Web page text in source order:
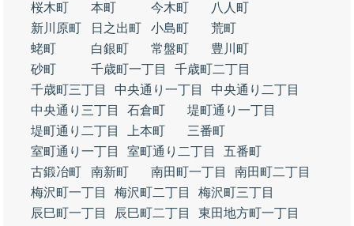
桜木町
本町 今木町
八人町
新川原町
日之出町 小島町
荒町
蛯町
白銀町 常盤町
豊川町
砂町
千歳町一丁目
千歳町二丁目
千歳町三丁目
中央通り一丁目
中央通り二丁目
中央通り三丁目
石倉町
堤町通り一丁目
堤町通り二丁目
上本町
三番町
室町通り一丁目
室町通り二丁目
五番町
古鍛冶町
南新町 南田町一丁目
南田町二丁目
梅沢町一丁目
梅沢町二丁目
梅沢町三丁目
辰巳町一丁目
辰巳町二丁目
東田地方町一丁目